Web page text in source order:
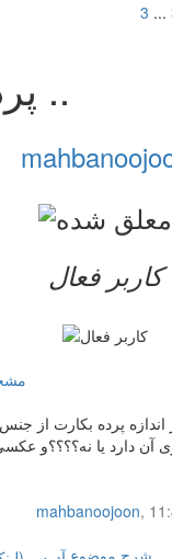
3 ...
پرده بکارت ..
کاربر فعال
پرده بکارت از جنس
آن دارد یا نه؟؟؟؟و
mahbanoojoon,